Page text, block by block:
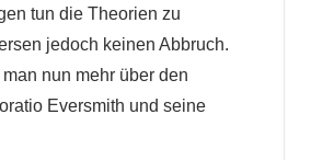
tun die Theorien zu
jedoch keinen Abbruch.
nun mehr über den
Eversmith und seine